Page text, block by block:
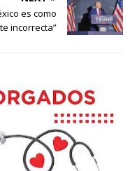
es como
incorrecta”